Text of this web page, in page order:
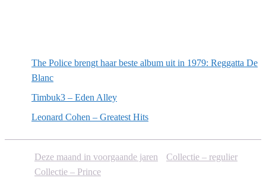
The Police brengt haar beste album uit in 1979: Reggatta De
Blanc
Timbuk3 – Eden Alley
Leonard Cohen – Greatest Hits
Deze maand in voorgaande jaren
Collectie – regulier
Collectie – Prince